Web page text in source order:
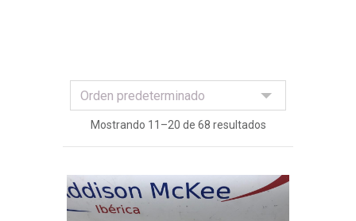
Mostrando 11–20 de 68 resultados